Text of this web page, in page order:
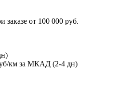
от 100 000 руб.
км за МКАД (2-4 дн)